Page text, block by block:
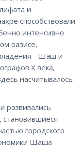
и
способствовали
интенсивно
оазисе,
- Шаш и
Х века,
насчитывалось
развивались
городского
Шаша